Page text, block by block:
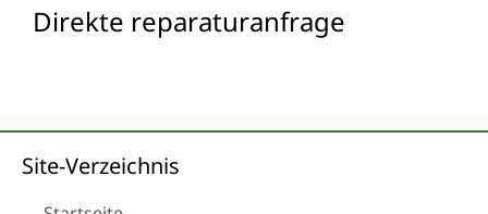
Direkte reparaturanfrage
Site-Verzeichnis